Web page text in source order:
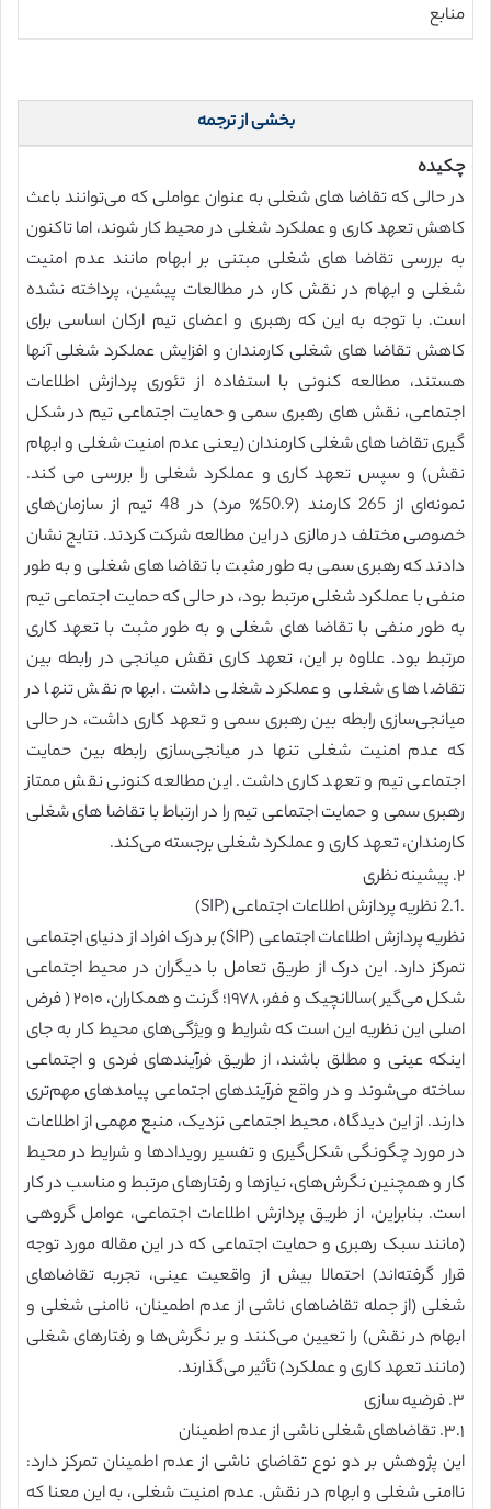
منابع
بخشی از ترجمه
چکیده
در حالی که تقاضا ‌های شغلی به عنوان عواملی که می‌توانند باعث
کاهش تعهد کاری و عملکرد شغلی در محیط کار شوند، اما تاکنون
به بررسی تقاضا ‌های شغلی مبتنی بر ابهام مانند عدم امنیت
شغلی و ابهام در نقش کار، در مطالعات پیشین، پرداخته نشده
است. با توجه به این که رهبری و اعضای تیم ارکان اساسی برای
کاهش تقاضا ‌های شغلی کارمندان و افزایش عملکرد شغلی آنها
هستند، مطالعه کنونی با استفاده از تئوری پردازش اطلاعات
اجتماعی، نقش های رهبری سمی و حمایت اجتماعی تیم در شکل
گیری تقاضا ‌های شغلی کارمندان (یعنی عدم امنیت شغلی و ابهام
نقش) و سپس تعهد کاری و عملکرد شغلی را بررسی می کند.
نمونه‌ای از 265 کارمند (50.9٪ مرد) در 48 تیم از سازمان‌های
خصوصی مختلف در مالزی در این مطالعه شرکت کردند. نتایج نشان
دادند که رهبری سمی به طور مثبت با تقاضا ‌های شغلی و به طور
منفی با عملکرد شغلی مرتبط بود، در حالی که حمایت اجتماعی تیم
به طور منفی با تقاضا های شغلی و به طور مثبت با تعهد کاری
مرتبط بود. علاوه بر این، تعهد کاری نقش میانجی در رابطه بین
تقاضا ‌های شغلی و عملکرد شغلی داشت. ابهام نقش تنها در
میانجی‌سازی رابطه بین رهبری سمی و تعهد کاری داشت، در حالی
که عدم امنیت شغلی تنها در میانجی‌سازی رابطه بین حمایت
اجتماعی تیم و تعهد کاری داشت. این مطالعه کنونی نقش ممتاز
رهبری سمی و حمایت اجتماعی تیم را در ارتباط با تقاضا ‌های شغلی
کارمندان، تعهد کاری و عملکرد شغلی برجسته می‌کند.
۲. پیشینه نظری
.2.1 نظریه پردازش اطلاعات اجتماعی (SIP)
نظریه پردازش اطلاعات اجتماعی (SIP) بر درک افراد از دنیای اجتماعی
تمرکز دارد. این درک از طریق تعامل با دیگران در محیط اجتماعی
شکل می‌گیر )سالانچیک و ففر، ۱۹۷۸؛ گرنت و همکاران، ۲۰۱۰ ( فرض
اصلی این نظریه این است که شرایط و ویژگی‌های محیط کار به جای
اینکه عینی و مطلق باشند، از طریق فرآیندهای فردی و اجتماعی
ساخته می‌شوند و در واقع فرآیندهای اجتماعی پیامدهای مهم‌تری
دارند. از این دیدگاه، محیط اجتماعی نزدیک، منبع مهمی از اطلاعات
در مورد چگونگی شکل‌گیری و تفسیر رویدادها و شرایط در محیط
کار و همچنین نگرش‌های، نیازها و رفتارهای مرتبط و مناسب در کار
است. بنابراین، از طریق پردازش اطلاعات اجتماعی، عوامل گروهی
(مانند سبک رهبری و حمایت اجتماعی که در این مقاله مورد توجه
قرار گرفته‌اند) احتمالا بیش از واقعیت عینی، تجربه تقاضاهای
شغلی (از جمله تقاضاهای ناشی از عدم اطمینان، ناامنی شغلی و
ابهام در نقش) را تعیین می‌کنند و بر نگرش‌ها و رفتارهای شغلی
(مانند تعهد کاری و عملکرد) تأثیر می‌گذارند.
۳. فرضیه سازی
۳.۱. تقاضاهای شغلی ناشی از عدم اطمینان
این پژوهش بر دو نوع تقاضای ناشی از عدم اطمینان تمرکز دارد:
ناامنی شغلی و ابهام در نقش. عدم امنیت شغلی، به این معنا که